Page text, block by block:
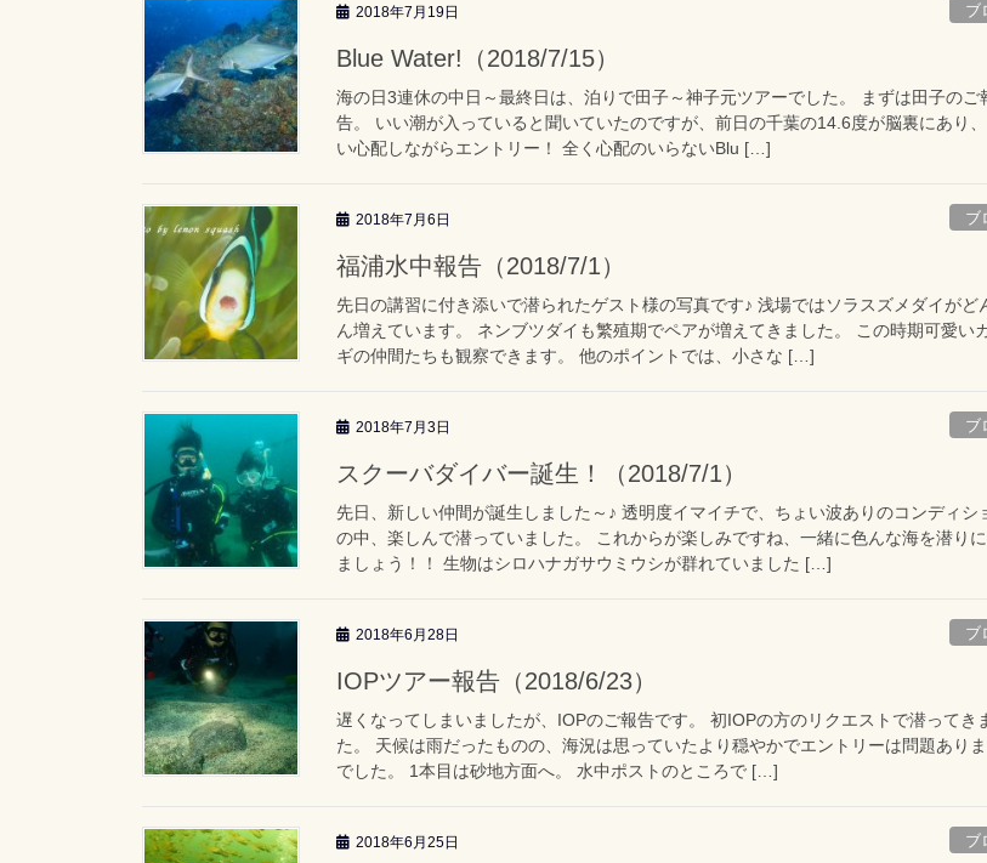
2018年7月19日 ブ
Blue Water!（2018/7/15）
海の日3連休の中日～最終日は、泊りで田子～神子元ツアーでした。 まずは田子のご
告。 いい潮が入っていると聞いていたのですが、前日の千葉の14.6度が脳裏にあり、
い心配しながらエントリー！ 全く心配のいらないBlu […]
2018年7月6日 ブ
福浦水中報告（2018/7/1）
先日の講習に付き添いで潜られたゲスト様の写真です♪ 浅場ではソラスズメダイがど
ん増えています。 ネンブツダイも繁殖期でペアが増えてきました。 この時期可愛い
ギの仲間たちも観察できます。 他のポイントでは、小さな […]
2018年7月3日 ブ
スクーバダイバー誕生！（2018/7/1）
先日、新しい仲間が誕生しました～♪ 透明度イマイチで、ちょい波ありのコンディシ
の中、楽しんで潜っていました。 これからが楽しみですね、一緒に色んな海を潜り
ましょう！！ 生物はシロハナガサウミウシが群れていました […]
2018年6月28日 ブ
IOPツアー報告（2018/6/23）
遅くなってしまいましたが、IOPのご報告です。 初IOPの方のリクエストで潜ってき
た。 天候は雨だったものの、海況は思っていたより穏やかでエントリーは問題あり
でした。 1本目は砂地方面へ。 水中ポストのところで […]
2018年6月25日 ブ